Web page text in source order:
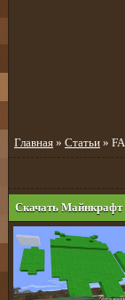
Главная » Статьи »
Скачать Майнкрафт